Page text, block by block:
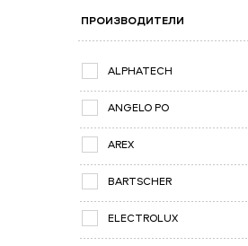
ПРОИЗВОДИТЕЛИ
ALPHATECH
ANGELO PO
AREX
BARTSCHER
ELECTROLUX